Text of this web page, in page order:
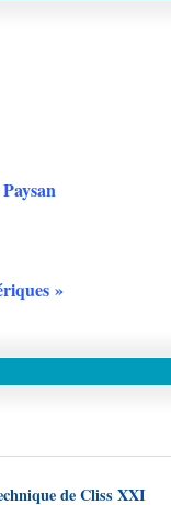
»
de Cliss XXI